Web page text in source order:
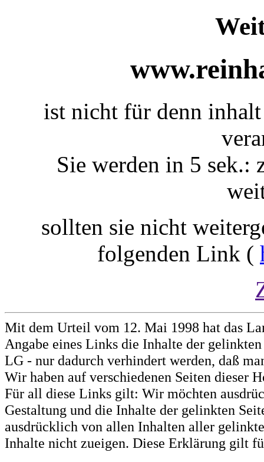
ist nicht für denn
Sie werden in 5 sek.:
sollten sie nicht
folgenden Link (
Mit dem Urteil vom 12. Mai 1998 hat das
Angabe eines Links die Inhalte der
LG - nur dadurch verhindert werden, daß
Wir haben auf verschiedenen Seiten dieser
Für all diese Links gilt: Wir möchten
Gestaltung und die Inhalte der gelinkten
ausdrücklich von allen Inhalten aller
Inhalte nicht zueigen. Diese Erklärung gilt